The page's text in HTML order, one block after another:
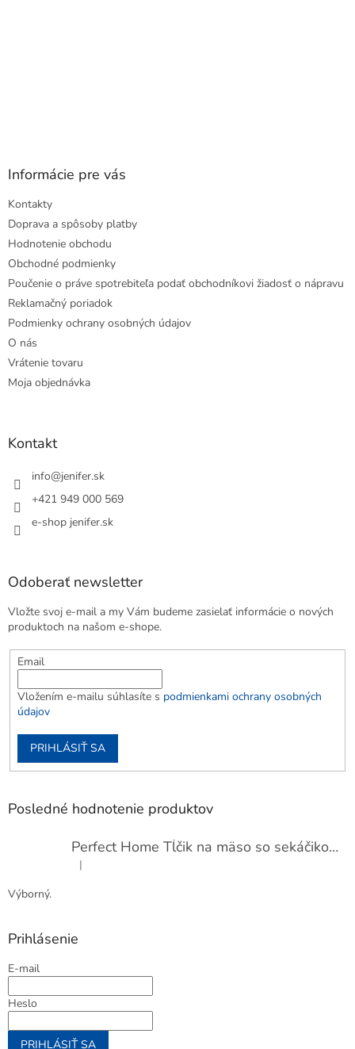
Informácie pre vás
Kontakty
Doprava a spôsoby platby
Hodnotenie obchodu
Obchodné podmienky
Poučenie o práve spotrebiteľa podať obchodníkovi žiadosť o nápravu
Reklamačný poriadok
Podmienky ochrany osobných údajov
O nás
Vrátenie tovaru
Moja objednávka
Kontakt
info@jenifer.sk
+421 949 000 569
e-shop jenifer.sk
Odoberať newsletter
Vložte svoj e-mail a my Vám budeme zasielať informácie o nových
produktoch na našom e-shope.
Email
Vložením e-mailu súhlasíte s podmienkami ochrany osobných
údajov
PRIHLÁSIŤ SA
Posledné hodnotenie produktov
Perfect Home Tĺčik na mäso so sekáčikom, 56893
Hodnotenie produktu je 5 z 5 hviezdičiek.
|
Výborný.
Prihlásenie
E-mail
Heslo
PRIHLÁSIŤ SA